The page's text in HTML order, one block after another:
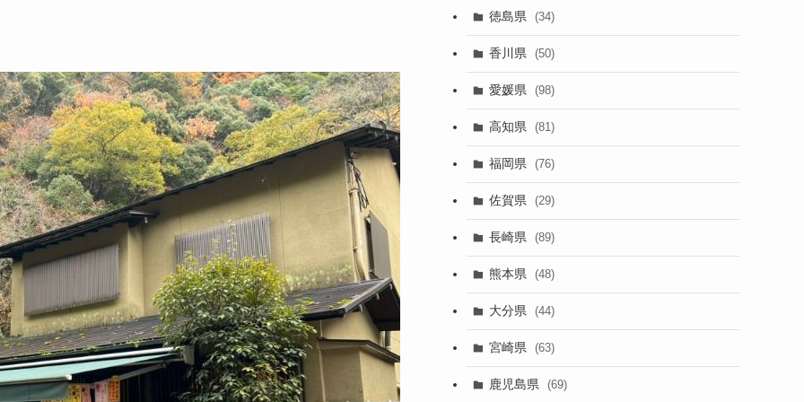
徳島県 (34)
香川県 (50)
愛媛県 (98)
高知県 (81)
福岡県 (76)
佐賀県 (29)
長崎県 (89)
熊本県 (48)
大分県 (44)
宮崎県 (63)
鹿児島県 (69)